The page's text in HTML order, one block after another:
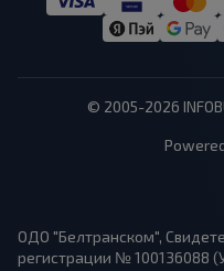
© 2005-2026
ОДО "Белтранском",
регистрации № 100136088